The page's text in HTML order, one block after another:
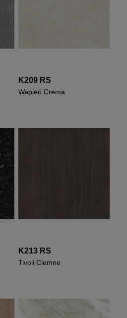
K209 RS
Wapień Crema
K213 RS
Tivoli Ciemne